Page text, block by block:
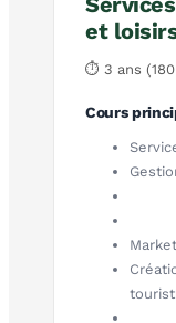
et
⏱ 3 ans
Cours